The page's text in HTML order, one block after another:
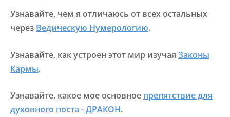
Узнавайте, чем я отличаюсь от всех остальных
через Ведическую Нумерологию.
Узнавайте, как устроен этот мир изучая Законы
Кармы.
Узнавайте, какое мое основное препятствие для
духовного поста - ДРАКОН.